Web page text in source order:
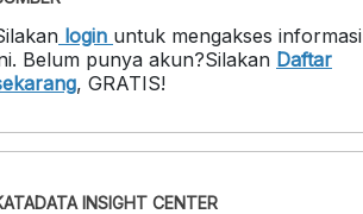
login untuk mengakses informasi
. Belum punya akun?Silakan Daftar
, GRATIS!
INSIGHT CENTER